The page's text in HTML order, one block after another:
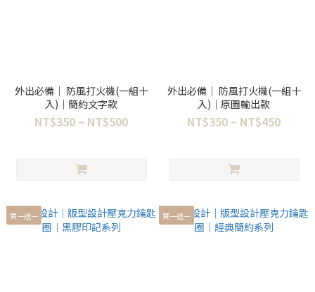
外出必備｜ 防風打火機(一組十
入)｜簡約文字款
NT$350 ~ NT$500
外出必備｜ 防風打火機(一組十
入)｜原圖輸出款
NT$350 ~ NT$450
買一送一 買一送一